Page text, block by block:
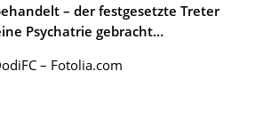
– der festgesetzte Treter
Psychatrie gebracht…
– Fotolia.com